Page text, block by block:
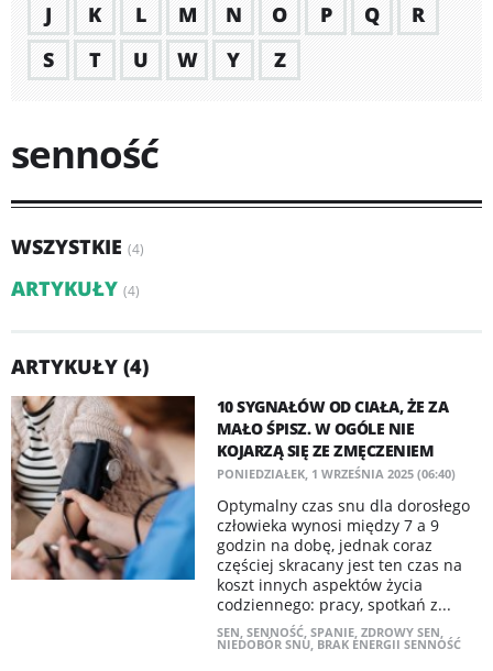
J
K L M N O P Q
R
S
T U W Y Z
senność
WSZYSTKIE (4)
ARTYKUŁY (4)
ARTYKUŁY (4)
10 SYGNAŁÓW OD CIAŁA, ŻE ZA
MAŁO ŚPISZ. W OGÓLE NIE
KOJARZĄ SIĘ ZE ZMĘCZENIEM
PONIEDZIAŁEK, 1 WRZEŚNIA 2025 (06:40)
Optymalny czas snu dla dorosłego
człowieka wynosi między 7 a 9
godzin na dobę, jednak coraz
częściej skracany jest ten czas na
koszt innych aspektów życia
codziennego: pracy, spotkań z...
SEN, SENNOŚĆ, SPANIE, ZDROWY SEN,
NIEDOBÓR SNU, BRAK ENERGII SENNOŚĆ